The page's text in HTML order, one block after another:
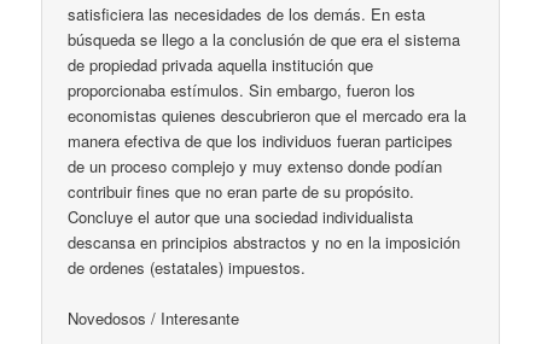
satisficiera las necesidades de los demás. En esta
búsqueda se llego a la conclusión de que era el sistema
de propiedad privada aquella institución que
proporcionaba estímulos. Sin embargo, fueron los
economistas quienes descubrieron que el mercado era la
manera efectiva de que los individuos fueran participes
de un proceso complejo y muy extenso donde podían
contribuir fines que no eran parte de su propósito.
Concluye el autor que una sociedad individualista
descansa en principios abstractos y no en la imposición
de ordenes (estatales) impuestos.
Novedosos / Interesante